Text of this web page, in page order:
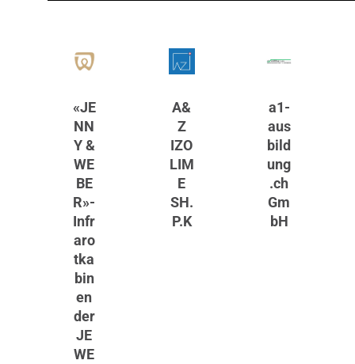
«JE
NN
Y &
WE
BE
R»-
Infr
aro
tka
bin
en
der
JE
WE
A&
Z
IZO
LIM
E
SH.
P.K
a1-
aus
bild
ung
.ch
Gm
bH